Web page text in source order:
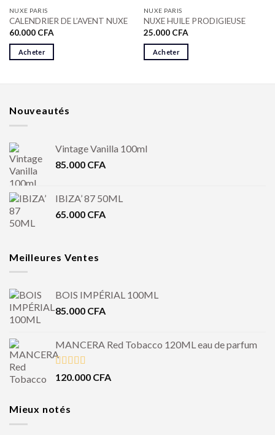
NUXE PARIS
CALENDRIER DE L’AVENT NUXE
60.000 CFA
Acheter
NUXE PARIS
NUXE HUILE PRODIGIEUSE
25.000 CFA
Acheter
Nouveautés
Vintage Vanilla 100ml
85.000 CFA
IBIZA’ 87 50ML
65.000 CFA
Meilleures Ventes
BOIS IMPÉRIAL 100ML
85.000 CFA
MANCERA Red Tobacco 120ML eau de parfum
Note4.50
120.000 CFA
Mieux notés